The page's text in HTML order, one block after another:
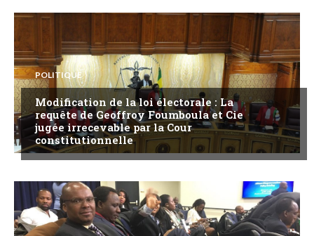
POLITIQUE
Modification de la loi électorale : La
requête de Geoffroy Foumboula et Cie
jugée irrecevable par la Cour
constitutionnelle